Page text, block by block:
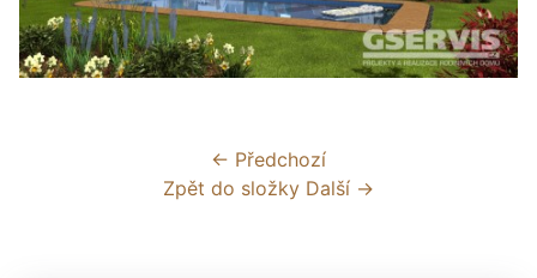
← Předchozí
Zpět do složky Další →